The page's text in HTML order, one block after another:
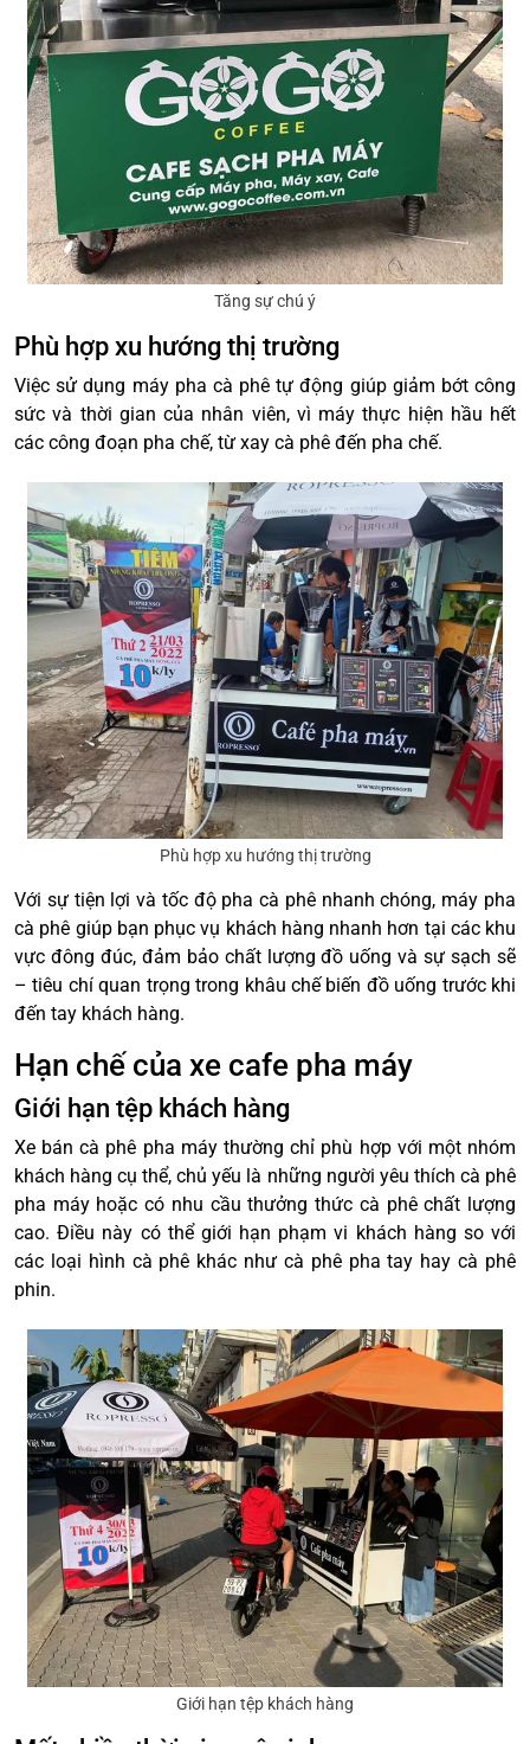
Tăng sự chú ý
Phù hợp xu hướng thị trường
Việc sử dụng máy pha cà phê tự động giúp giảm bớt công
sức và thời gian của nhân viên, vì máy thực hiện hầu hết
các công đoạn pha chế, từ xay cà phê đến pha chế.
Phù hợp xu hướng thị trường
Với sự tiện lợi và tốc độ pha cà phê nhanh chóng, máy pha
cà phê giúp bạn phục vụ khách hàng nhanh hơn tại các khu
vực đông đúc, đảm bảo chất lượng đồ uống và sự sạch sẽ
– tiêu chí quan trọng trong khâu chế biến đồ uống trước khi
đến tay khách hàng.
Hạn chế của xe cafe pha máy
Giới hạn tệp khách hàng
Xe bán cà phê pha máy thường chỉ phù hợp với một nhóm
khách hàng cụ thể, chủ yếu là những người yêu thích cà phê
pha máy hoặc có nhu cầu thưởng thức cà phê chất lượng
cao. Điều này có thể giới hạn phạm vi khách hàng so với
các loại hình cà phê khác như cà phê pha tay hay cà phê
phin.
Giới hạn tệp khách hàng